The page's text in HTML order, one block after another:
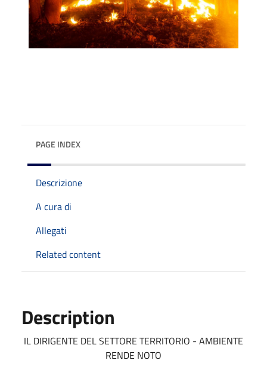
PAGE INDEX
Descrizione
A cura di
Allegati
Related content
Description
IL DIRIGENTE DEL SETTORE TERRITORIO - AMBIENTE
RENDE NOTO